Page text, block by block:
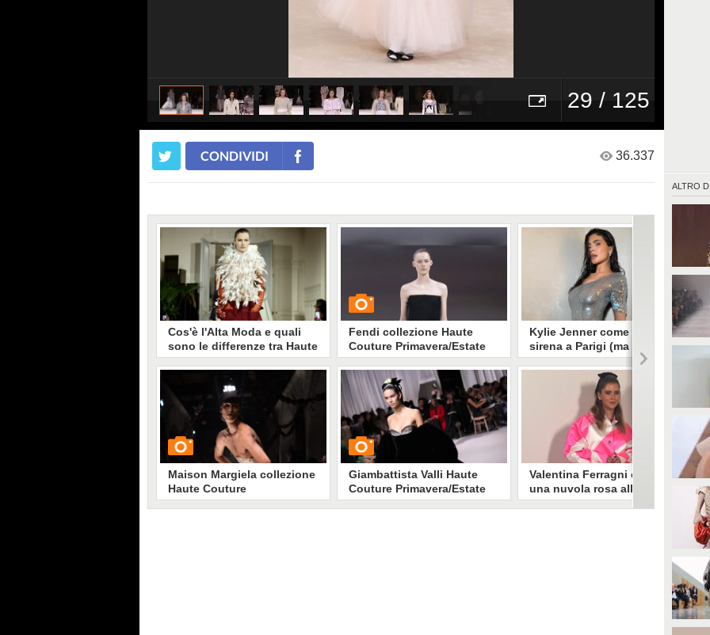
29 / 125
ALTRO DI
CONDIVIDI 36.337
Cos'è l'Alta Moda e quali
sono le differenze tra Haute
Couture e prêt-à-porter
Spesso i due concetti vengono
confusi, ma la Fashion Week
dedicata all'Alta Moda non ha
nulla a che vedere con quella
tradizionale. L'Haute Couture è un
esercizio creativo degli stilisti
destinato a un mercato ristretto
che oscilla tra i 2 e i 4mila clienti.
Maison Margiela collezione
Haute Couture
Primavera/Estate 2024
Fendi collezione Haute
Couture Primavera/Estate
2024
GUARDA
1781 • di Stile e trend
Giambattista Valli Haute
Couture Primavera/Estate
2024
Kylie Jenner come una
sirena a Parigi (ma con
l'hair look ha "imitato" Kim
Kylie Jenner è tra le grandi
protagoniste della Paris Fashion
Week dedicata all'Haute Couture.
Nelle ultime ore ha partecipato
alla sfilata di Maison Margiela,
approfittandone per trasformarsi
in una sirena in carne e ossa.
Valentina Ferragni come
una nuvola rosa alle sfilate
di Parigi, svela il retroscena